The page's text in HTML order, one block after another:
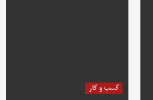
کسب و کار